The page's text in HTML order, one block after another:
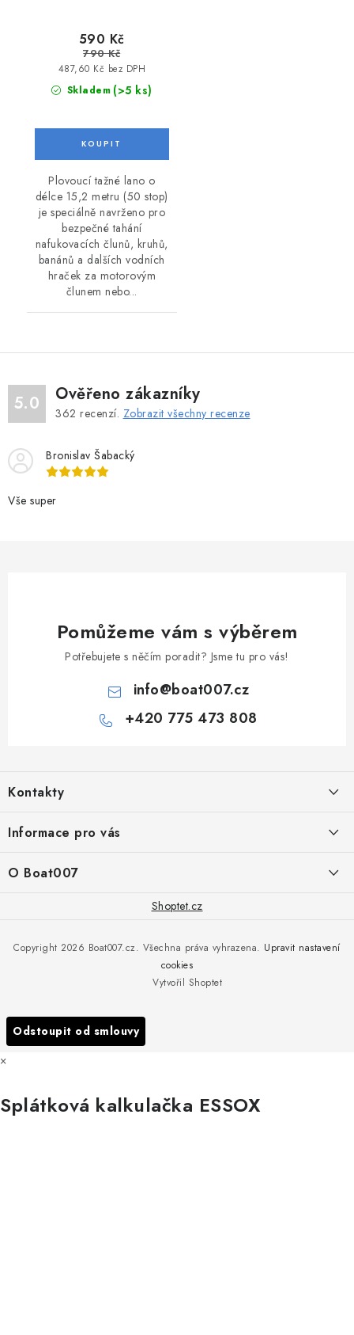
Skladem (>5 ks)
487,60 Kč bez DPH
590 Kč
790 Kč
Plovoucí tažné lano o
délce 15,2 metru (50 stop)
je speciálně navrženo pro
bezpečné tahání
nafukovacích člunů, kruhů,
banánů a dalších vodních
hraček za motorovým
člunem nebo...
5.0 Ověřeno zákazníky
362 recenzí. Zobrazit všechny recenze
Bronislav Šabacký
Vše super
Pomůžeme vám s výběrem
Potřebujete s něčím poradit? Jsme tu pro vás!
info@boat007.cz
+420 775 473 808
p
a
Kontakty
+420 775 473 808
PŘÍJEM/VÝDEJ/SERVIS zakázek
Informace pro vás
Obchodní podmínky
Podmínky ochrany osobních údajů
O Boat007
Všechny značky
Shoptet.cz
Vytvořil Shoptet
Copyright 2026 Boat007.cz. Všechna práva vyhrazena. Upravit nastavení
cookies
Odstoupit od smlouvy
×
Splátková kalkulačka ESSOX